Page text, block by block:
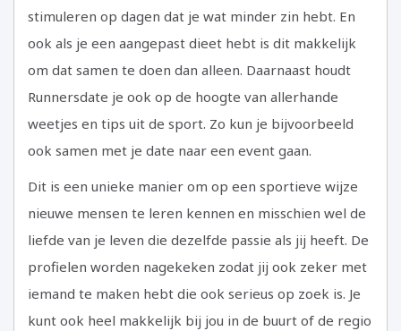
stimuleren op dagen dat je wat minder zin hebt. En
ook als je een aangepast dieet hebt is dit makkelijk
om dat samen te doen dan alleen. Daarnaast houdt
Runnersdate je ook op de hoogte van allerhande
weetjes en tips uit de sport. Zo kun je bijvoorbeeld
ook samen met je date naar een event gaan.
Dit is een unieke manier om op een sportieve wijze
nieuwe mensen te leren kennen en misschien wel de
liefde van je leven die dezelfde passie als jij heeft. De
profielen worden nagekeken zodat jij ook zeker met
iemand te maken hebt die ook serieus op zoek is. Je
kunt ook heel makkelijk bij jou in de buurt of de regio